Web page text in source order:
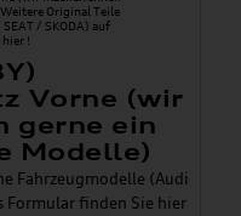
Vorne (wir
gerne ein
Modelle)
Fahrzeugmodelle (Audi
Formular finden Sie hier